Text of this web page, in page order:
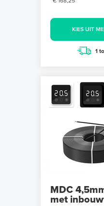
KIES UIT
1
MDC
met